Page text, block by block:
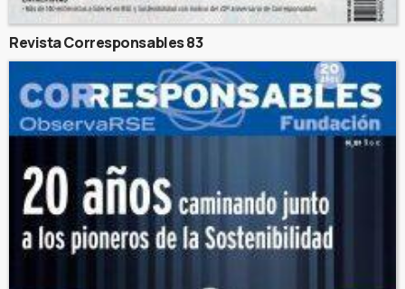
Revista Corresponsables 83